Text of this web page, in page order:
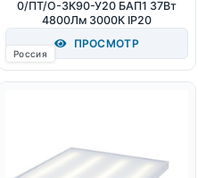
0/ПТ/О-3К90-У20 БАП1 37Вт
4800Лм 3000К IP20
ПРОСМОТР
Россия